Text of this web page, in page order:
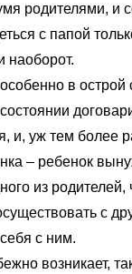
родителями, и
с папой
наоборот.
в острой
и, уж тем более
– ребенок
из родителей,
с
с ним.
возникает,